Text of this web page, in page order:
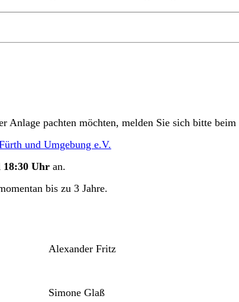
Anlage pachten möchten, melden Sie sich bitte beim
und Umgebung e.V.
18:30 Uhr an.
bis zu 3 Jahre.
Alexander Fritz
Simone Glaß